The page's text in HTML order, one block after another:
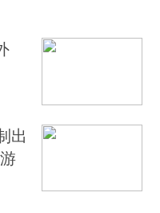
出